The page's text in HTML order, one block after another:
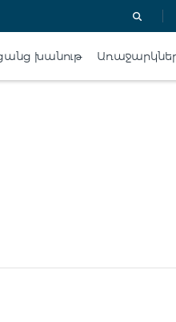
խանութ